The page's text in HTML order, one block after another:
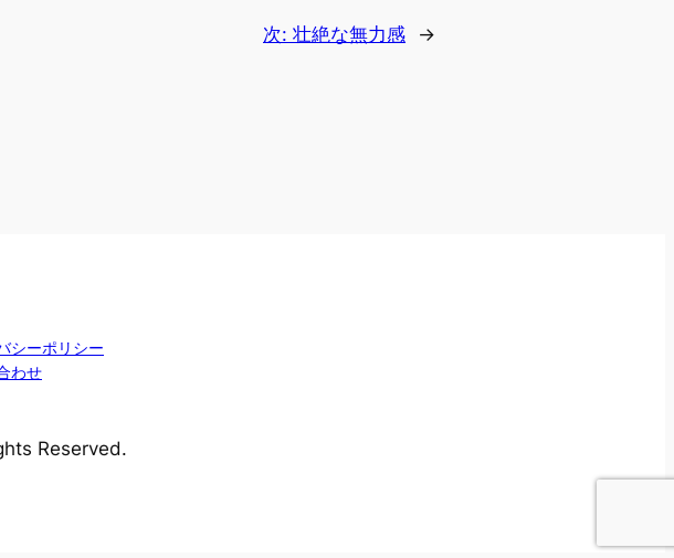
次: 壮絶な無力感 →
シーポリシー
わせ
Reserved.